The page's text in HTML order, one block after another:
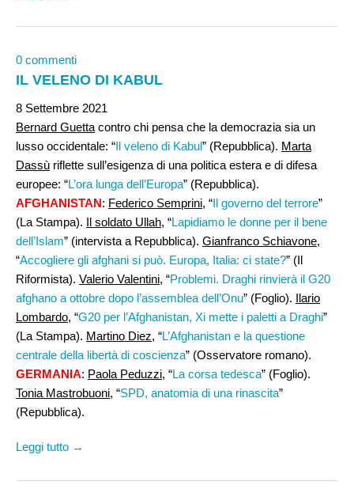
0 commenti
IL VELENO DI KABUL
8 Settembre 2021
Bernard Guetta contro chi pensa che la democrazia sia un
lusso occidentale: “Il veleno di Kabul” (Repubblica). Marta
Dassù riflette sull’esigenza di una politica estera e di difesa
europee: “L’ora lunga dell’Europa” (Repubblica).
AFGHANISTAN: Federico Semprini, “Il governo del terrore”
(La Stampa). Il soldato Ullah, “Lapidiamo le donne per il bene
dell’Islam” (intervista a Repubblica). Gianfranco Schiavone,
“Accogliere gli afghani si può. Europa, Italia: ci state?” (Il
Riformista). Valerio Valentini, “Problemi. Draghi rinvierà il G20
afghano a ottobre dopo l’assemblea dell’Onu” (Foglio). Ilario
Lombardo, “G20 per l’Afghanistan, Xi mette i paletti a Draghi”
(La Stampa). Martino Diez, “L’Afghanistan e la questione
centrale della libertà di coscienza” (Osservatore romano).
GERMANIA: Paola Peduzzi, “La corsa tedesca” (Foglio).
Tonia Mastrobuoni, “SPD, anatomia di una rinascita”
(Repubblica).
Leggi tutto →